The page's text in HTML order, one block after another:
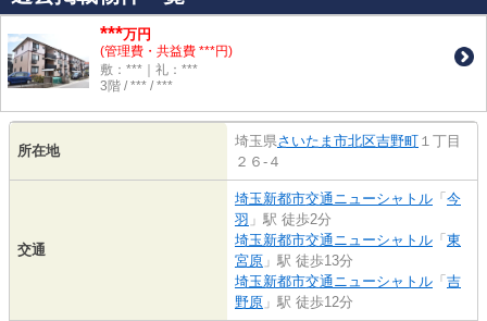
***万円
(管理費・共益費 ***円)
敷：***｜礼：***
3階 / *** / ***
所在地
埼玉県さいたま市北区吉野町 １丁目
２６-４
交通
埼玉新都市交通ニューシャトル 「 今
羽 」駅 徒歩2分
埼玉新都市交通ニューシャトル 「 東
宮原 」駅 徒歩13分
埼玉新都市交通ニューシャトル 「 吉
野原 」駅 徒歩12分